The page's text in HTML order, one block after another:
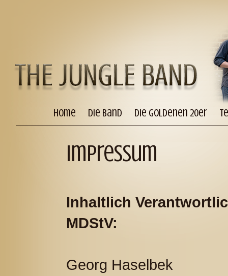
Home Die Band Die goldenen 20er
Impressum
Inhaltlich
MDStV:
Georg Haselbek